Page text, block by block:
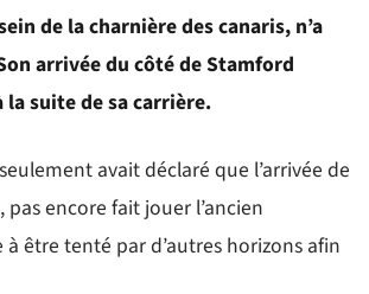
de la charnière des canaris, n’a
arrivée du côté de Stamford
suite de sa carrière.
avait déclaré que l’arrivée de
encore fait jouer l’ancien
être tenté par d’autres horizons afin